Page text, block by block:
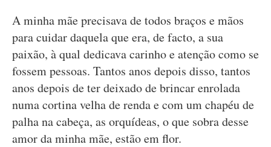
A minha mãe precisava de todos braços e mãos
para cuidar daquela que era, de facto, a sua
paixão, à qual dedicava carinho e atenção como se
fossem pessoas. Tantos anos depois disso, tantos
anos depois de ter deixado de brincar enrolada
numa cortina velha de renda e com um chapéu de
palha na cabeça, as orquídeas, o que sobra desse
amor da minha mãe, estão em flor.